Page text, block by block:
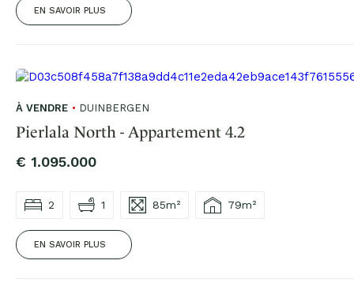
EN SAVOIR PLUS
À VENDRE DUINBERGEN
Pierlala North - Appartement 4.2
€ 1.095.000
2 1 85m² 79m²
EN SAVOIR PLUS